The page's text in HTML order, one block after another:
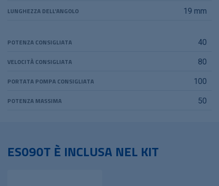
LUNGHEZZA DELL'ANGOLO 19 mm
POTENZA CONSIGLIATA 40
VELOCITÀ CONSIGLIATA 80
PORTATA POMPA CONSIGLIATA 100
POTENZA MASSIMA 50
ES090T È INCLUSA NEL KIT